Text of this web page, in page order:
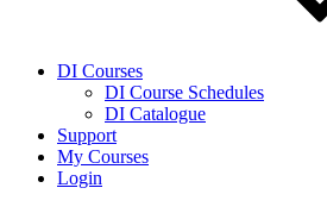
DI Courses
DI Course Schedules
DI Catalogue
Support
My Courses
Login